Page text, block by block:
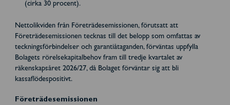
(cirka 30 procent).
Nettolikviden från Företrädesemissionen, förutsatt att
Företrädesemissionen tecknas till det belopp som omfattas av
teckningsförbindelser och garantiåtaganden, förväntas uppfylla
Bolagets rörelsekapitalbehov fram till tredje kvartalet av
räkenskapsåret 2026/27, då Bolaget förväntar sig att bli
kassaflödespositivt.
Företrädesemissionen